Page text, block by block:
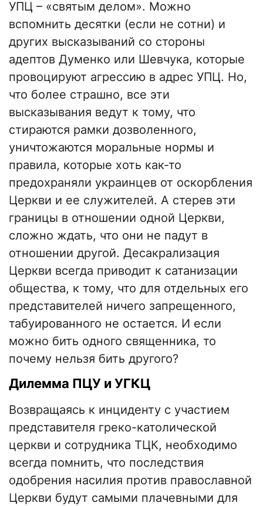
УПЦ – «святым делом». Можно
вспомнить десятки (если не сотни) и
других высказываний со стороны
адептов Думенко или Шевчука, которые
провоцируют агрессию в адрес УПЦ. Но,
что более страшно, все эти
высказывания ведут к тому, что
стираются рамки дозволенного,
уничтожаются моральные нормы и
правила, которые хоть как-то
предохраняли украинцев от оскорбления
Церкви и ее служителей. А стерев эти
границы в отношении одной Церкви,
сложно ждать, что они не падут в
отношении другой. Десакрализация
Церкви всегда приводит к сатанизации
общества, к тому, что для отдельных его
представителей ничего запрещенного,
табуированного не остается. И если
можно бить одного священника, то
почему нельзя бить другого?
Дилемма ПЦУ и УГКЦ
Возвращаясь к инциденту с участием
представителя греко-католической
церкви и сотрудника ТЦК, необходимо
всегда помнить, что последствия
одобрения насилия против православной
Церкви будут самыми плачевными для